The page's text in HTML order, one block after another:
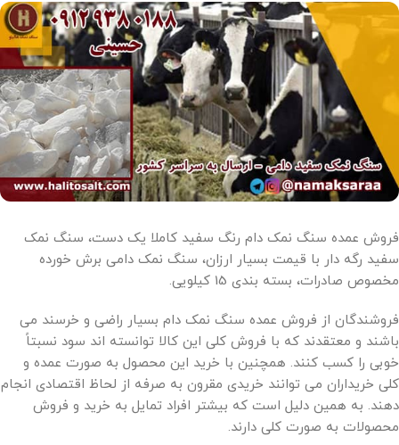
فروش عمده سنگ نمک دام رنگ سفید کاملا یک دست، سنگ نمک
سفید رگه دار با قیمت بسیار ارزان، سنگ نمک دامی برش خورده
مخصوص صادرات، بسته بندی 15 کیلویی.
فروشندگان از فروش عمده سنگ نمک دام بسیار راضی و خرسند می
باشند و معتقدند که با فروش کلی این کالا توانسته اند سود نسبتاً
خوبی را کسب کنند. همچنین با خرید این محصول به صورت عمده و
کلی خریداران می توانند خریدی مقرون به صرفه از لحاظ اقتصادی انجام
دهند. به همین دلیل است که بیشتر افراد تمایل به خرید و فروش
محصولات به صورت کلی دارند.